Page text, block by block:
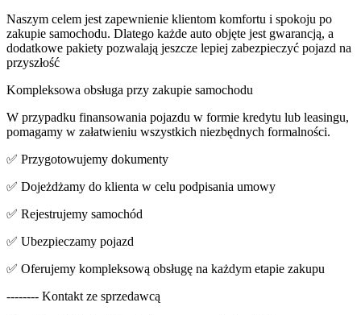
Naszym celem jest zapewnienie klientom komfortu i spokoju po
zakupie samochodu. Dlatego każde auto objęte jest gwarancją, a
dodatkowe pakiety pozwalają jeszcze lepiej zabezpieczyć pojazd na
przyszłość
Kompleksowa obsługa przy zakupie samochodu
W przypadku finansowania pojazdu w formie kredytu lub leasingu,
pomagamy w załatwieniu wszystkich niezbędnych formalności.
✅ Przygotowujemy dokumenty
✅ Dojeżdżamy do klienta w celu podpisania umowy
✅ Rejestrujemy samochód
✅ Ubezpieczamy pojazd
✅ Oferujemy kompleksową obsługę na każdym etapie zakupu
-------- Kontakt ze sprzedawcą